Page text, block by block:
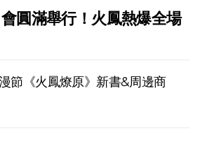
會圓滿舉行！火鳳熱爆全場
節《火鳳燎原》新書&周邊商